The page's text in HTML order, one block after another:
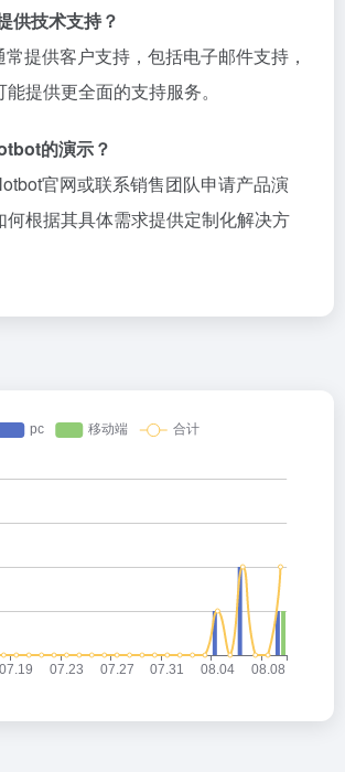
供技术支持？
提供客户支持，包括电子邮件支持，
提供更全面的支持服务。
的演示？
官网或联系销售团队申请产品演
何根据其具体需求提供定制化解决方